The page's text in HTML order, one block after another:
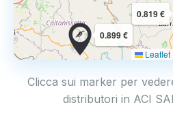
0.819 €
0.899 €
Leaflet
Clicca sui marker per
distributori in ACI